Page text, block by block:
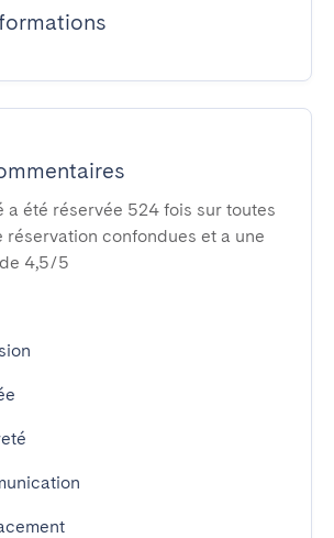
a été réservée 524 fois sur toutes
réservation confondues et a une
4,5/5